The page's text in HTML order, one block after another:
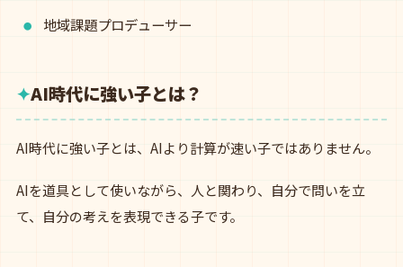
地域課題プロデューサー
AI時代に強い子とは？
AI時代に強い子とは、AIより計算が速い子ではありません。
AIを道具として使いながら、人と関わり、自分で問いを立
て、自分の考えを表現できる子です。